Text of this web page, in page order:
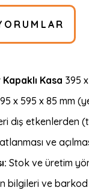
Kasa 395
x 595 x 85 mm
dış etkenlerden
ve
Stok ve üretim
bilgileri ve